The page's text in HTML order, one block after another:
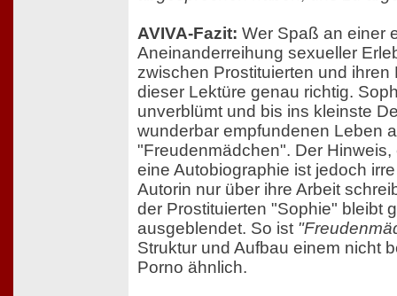
AVIVA-Fazit: Wer Spaß an einer
Aneinanderreihung sexueller
zwischen Prostituierten und ihren
dieser Lektüre genau richtig.
unverblümt und bis ins kleinste
wunderbar empfundenen Leben
"Freudenmädchen". Der
eine Autobiographie ist jedoch
Autorin nur über ihre Arbeit
der Prostituierten "Sophie" bleibt
ausgeblendet. So ist
Struktur und Aufbau einem nicht
Porno ähnlich.